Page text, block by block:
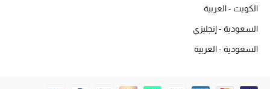
مستحضرات العناية
الكويت - العربية
السعودية - إنجليزي
السعودية - العربية